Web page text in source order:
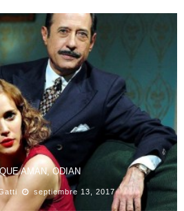
AMAN, ODIAN
septiembre 13, 2017